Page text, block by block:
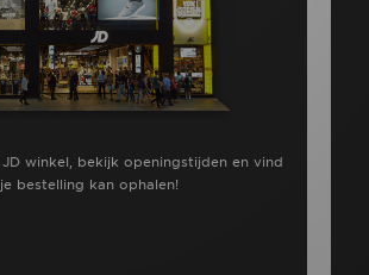
winkel, bekijk openingstijden en vind
bestelling kan ophalen!